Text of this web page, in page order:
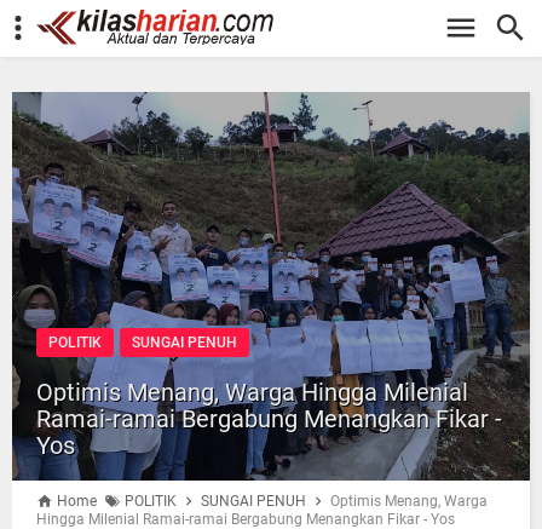
-->
POLITIK SUNGAI PENUH
Optimis Menang, Warga Hingga Milenial
Ramai-ramai Bergabung Menangkan Fikar -
Yos
Home POLITIK SUNGAI PENUH
Optimis Menang, Warga
Hingga Milenial Ramai-ramai Bergabung Menangkan Fikar - Yos